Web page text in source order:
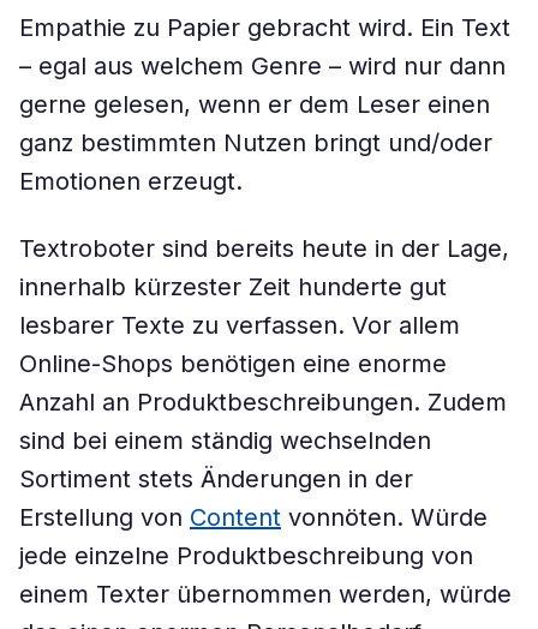
Empathie zu Papier gebracht wird. Ein Text
– egal aus welchem Genre – wird nur dann
gerne gelesen, wenn er dem Leser einen
ganz bestimmten Nutzen bringt und/oder
Emotionen erzeugt.
Textroboter sind bereits heute in der Lage,
innerhalb kürzester Zeit hunderte gut
lesbarer Texte zu verfassen. Vor allem
Online-Shops benötigen eine enorme
Anzahl an Produktbeschreibungen. Zudem
sind bei einem ständig wechselnden
Sortiment stets Änderungen in der
Erstellung von Content vonnöten. Würde
jede einzelne Produktbeschreibung von
einem Texter übernommen werden, würde